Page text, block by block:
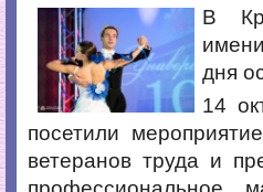
В
дня
14
посетили
ветеранов труда и